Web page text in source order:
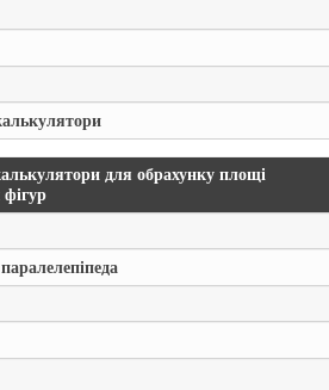
для обрахунку площі